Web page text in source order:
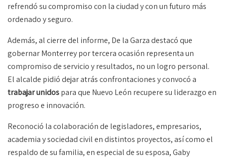
refrendó su compromiso con la ciudad y con un futuro más
ordenado y seguro.
Además, al cierre del informe, De la Garza destacó que
gobernar Monterrey por tercera ocasión representa un
compromiso de servicio y resultados, no un logro personal.
El alcalde pidió dejar atrás confrontaciones y convocó a
trabajar unidospara que Nuevo León recupere su liderazgo en
progreso e innovación.
Reconoció la colaboración de legisladores, empresarios,
academia y sociedad civil en distintos proyectos, así como el
respaldo de su familia, en especial de su esposa, Gaby